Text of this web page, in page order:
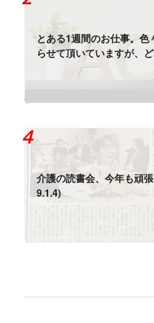
とある1週間のお仕事。色
らせて頂いていますが、
ていて、相乗効果があり
介護の読書会、今年も頑
9.1.4)